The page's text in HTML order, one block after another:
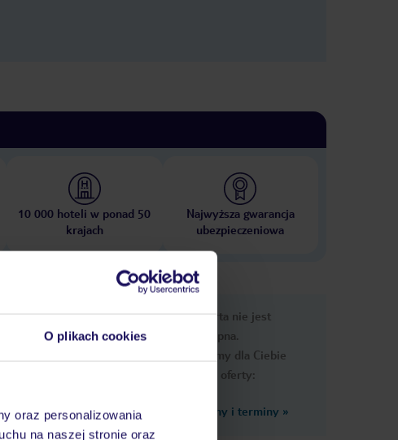
O plikach cookies
oraz personalizowania
na naszej stronie oraz
10 000 hoteli w ponad 50
krajach
Najwyższa gwarancja
ubezpieczeniowa
informacje
Ups, ta oferta nie jest
dostępna.
Przygotowaliśmy dla Ciebie
podobne oferty:
Zobacz inne ceny i terminy »